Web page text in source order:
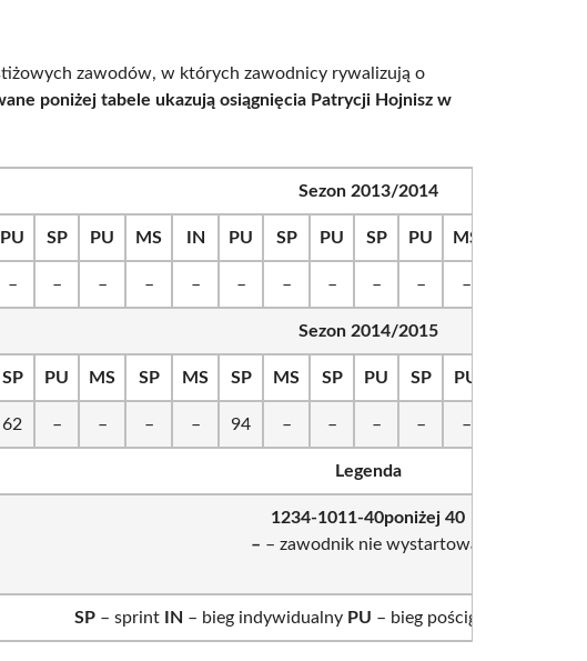
zawodów, w których zawodnicy rywalizują o
poniżej tabele ukazują osiągnięcia Patrycji Hojnisz w
Sezon 2013/2014
PU SP PU MS IN PU SP PU SP PU MS
– – – – – – – – – – –
Sezon 2014/2015
SP PU MS SP MS SP MS SP PU SP PU
62 – – – – 94 – – – – –
Legenda
1234-1011-40poniżej 40
– – zawodnik nie wystartował
SP – sprint IN – bieg indywidualny PU – bieg pościgowy